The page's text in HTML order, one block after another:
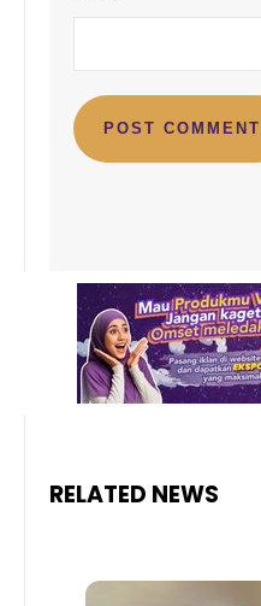
RELATED NEWS